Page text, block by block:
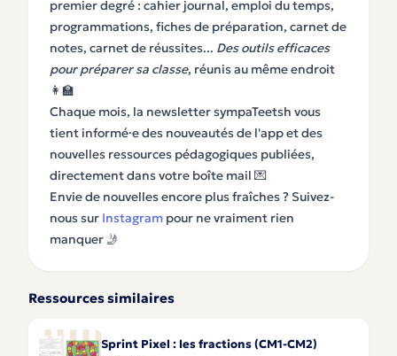
premier degré : cahier journal, emploi du temps,
programmations, fiches de préparation, carnet de
notes, carnet de réussites... Des outils efficaces
pour préparer sa classe, réunis au même endroit
👩‍🏫
Chaque mois, la newsletter sympaTeetsh vous
tient informé·e des nouveautés de l'app et des
nouvelles ressources pédagogiques publiées,
directement dans votre boîte mail 💌
Envie de nouvelles encore plus fraîches ? Suivez-
nous sur Instagram pour ne vraiment rien
manquer 🤳
Ressources similaires
Sprint Pixel : les fractions (CM1-CM2)